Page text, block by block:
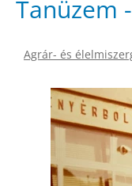
Tanüzem
Agrár- és